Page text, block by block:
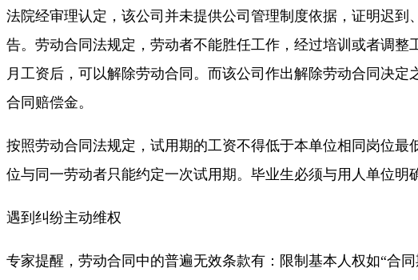
法院经审理认定，该公司并未提供公司管理制度依据，证明迟
告。劳动合同法规定，劳动者不能胜任工作，经过培训或者调
月工资后，可以解除劳动合同。而该公司作出解除劳动合同决
合同赔偿金。
按照劳动合同法规定，试用期的工资不得低于本单位相同岗位
位与同一劳动者只能约定一次试用期。毕业生必须与用人单位明
遇到纠纷主动维权
专家提醒，劳动合同中的普遍无效条款有：限制基本人权如“合